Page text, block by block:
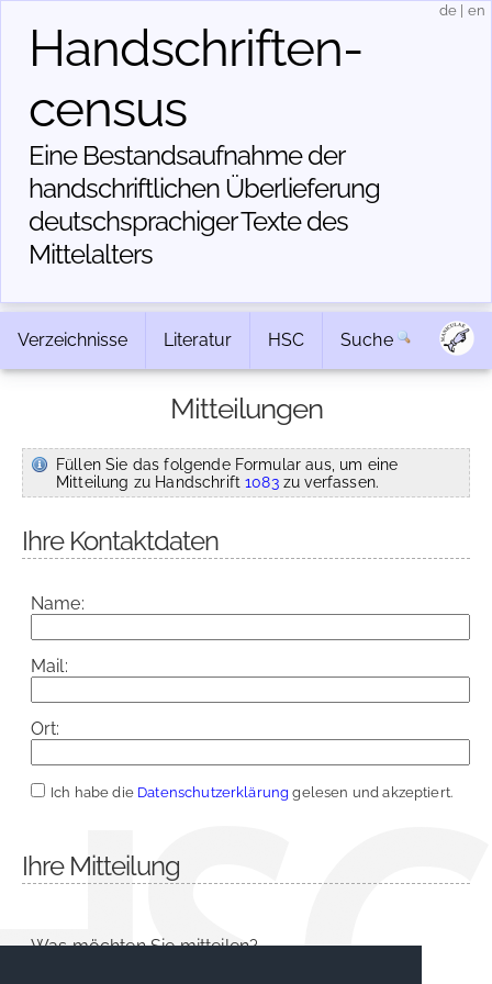
Handschriften­
census
Eine Bestandsaufnahme der
handschriftlichen Über­lieferung
deutschsprachiger Texte des
Mittelalters
de en
Verzeichnisse Literatur HSC Suche
Mitteilungen
Füllen Sie das folgende Formular aus, um eine
Mitteilung zu Handschrift1083zu verfassen.
Ihre Kontaktdaten
Name:
Mail:
Ort:
Ich habe die Datenschutzerklärung gelesen und akzeptiert.
Ihre Mitteilung
Was möchten Sie mitteilen?